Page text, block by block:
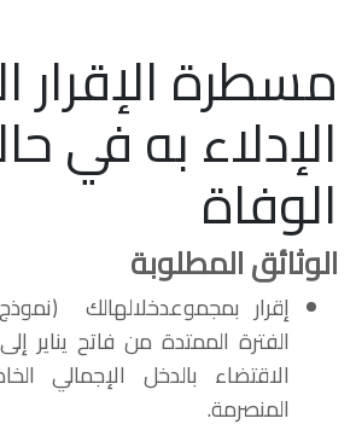
مسطرة الإقرار
الإدلاء به في
الوفاة
الوثائق المطلوبة
الفترة الممتدة من فاتح يناير
الاقتضاء بالدخل الإجمالي
المنصرمة.